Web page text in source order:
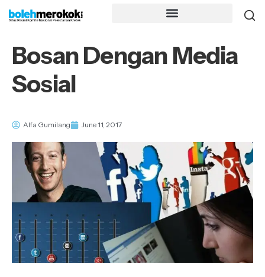
Bosan Dengan Media
Sosial
Alfa Gumilang June 11, 2017